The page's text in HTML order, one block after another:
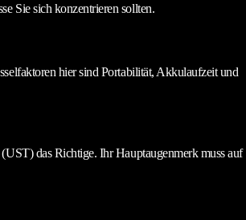
Sie sich konzentrieren sollten.
hier sind Portabilität, Akkulaufzeit und
das Richtige. Ihr Hauptaugenmerk muss auf